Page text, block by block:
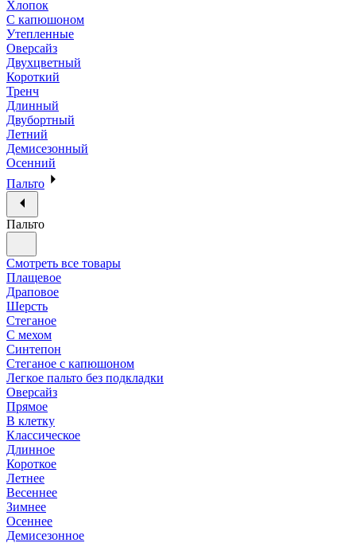
Хлопок
С капюшоном
Утепленные
Оверсайз
Двухцветный
Короткий
Тренч
Длинный
Двубортный
Летний
Демисезонный
Осенний
Пальто
Пальто
Смотреть все товары
Плащевое
Драповое
Шерсть
Стеганое
С мехом
Синтепон
Стеганое с капюшоном
Легкое пальто без подкладки
Оверсайз
Прямое
В клетку
Классическое
Длинное
Короткое
Летнее
Весеннее
Зимнее
Осеннее
Демисезонное